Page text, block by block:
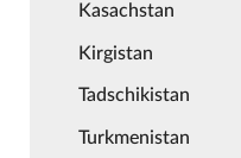
Kasachstan
Kirgistan
Tadschikistan
Turkmenistan